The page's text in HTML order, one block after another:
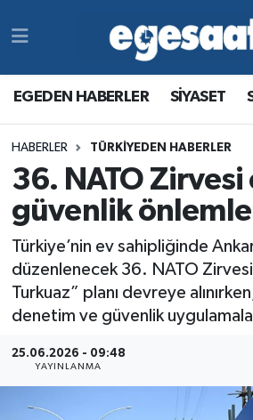
EGEDEN HABERLER SİYASET
HABERLER TÜRKİYEDEN HABERLER
36. NATO Zirvesi
güvenlik
Türkiye’nin ev sahipliğinde
düzenlenecek 36. NATO
Turkuaz” planı devreye
denetim ve güvenlik
25.06.2026 - 09:48
YAYINLANMA
MAGAZİN
RESMİ REKLAMLAR
YAŞAM
MAGAZİN
RESMİ REKLAMLAR
Tüm Manşetler
Son Dakika Haberleri
Haber Arşivi